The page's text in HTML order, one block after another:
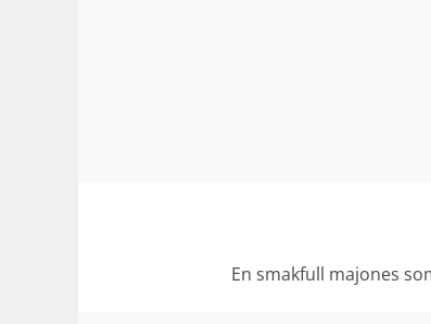
En smakfull majones